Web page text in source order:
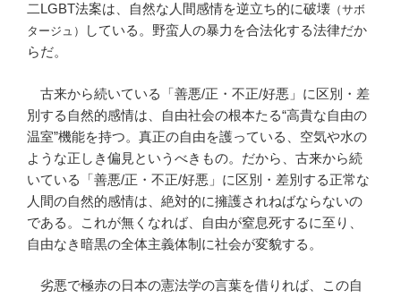
二LGBT法案は、自然な人間感情を逆立ち的に破壊 （サボ
タージュ）
している。野蛮人の暴力を合法化する法律だか
らだ。
古来から続いている「善悪/正・不正/好悪」に区別・差
別する自然的感情は、自由社会の根本たる“高貴な自由の
温室”機能を持つ。真正の自由を護っている、空気や水の
ような正しき偏見というべきもの。だから、古来から続
いている「善悪/正・不正/好悪」に区別・差別する正常な
人間の自然的感情は、絶対的に擁護されねばならないの
である。これが無くなれば、自由が窒息死するに至り、
自由なき暗黒の全体主義体制に社会が変貌する。
劣悪で極赤の日本の憲法学の言葉を借りれば、この自